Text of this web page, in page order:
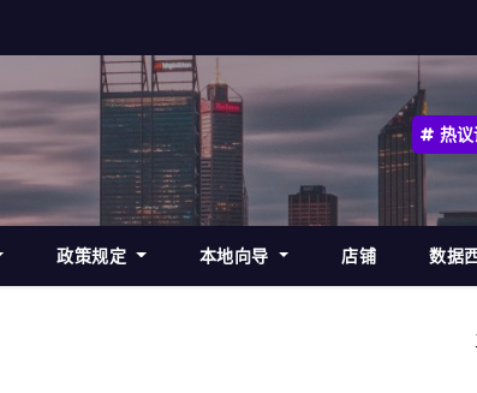
热
政策规定 本地向导 店铺 数据